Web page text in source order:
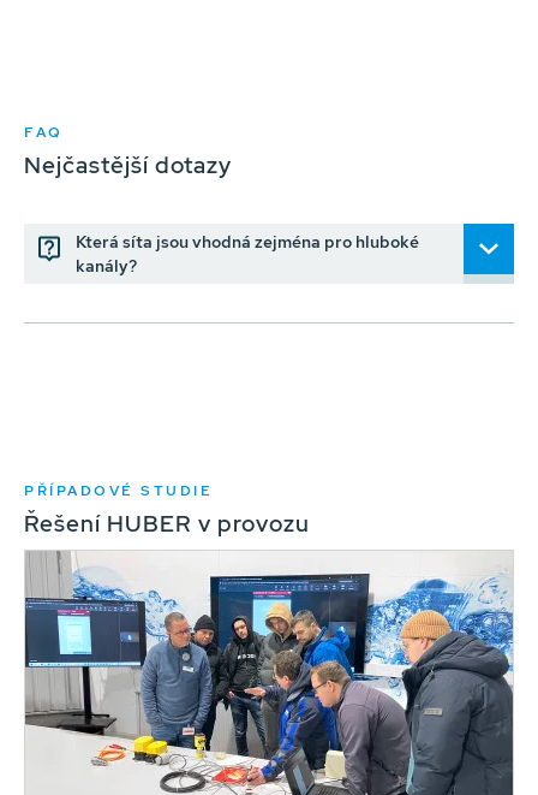
FAQ
Nejčastější dotazy
Která síta jsou vhodná zejména pro hluboké
kanály?
PŘÍPADOVÉ STUDIE
Řešení HUBER v provozu